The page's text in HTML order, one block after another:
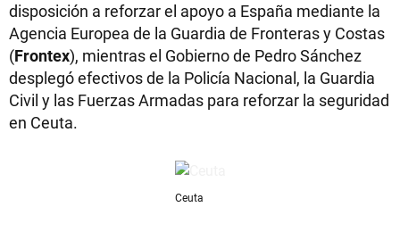
disposición a reforzar el apoyo a España mediante la
Agencia Europea de la Guardia de Fronteras y Costas
(Frontex), mientras el Gobierno de Pedro Sánchez
desplegó efectivos de la Policía Nacional, la Guardia
Civil y las Fuerzas Armadas para reforzar la seguridad
en Ceuta.
Ceuta